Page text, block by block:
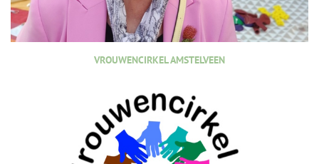
VROUWENCIRKEL AMSTELVEEN